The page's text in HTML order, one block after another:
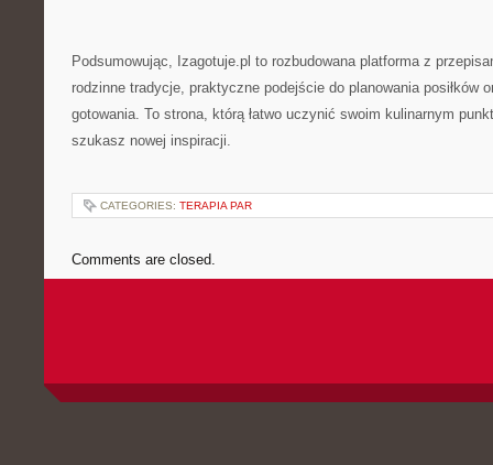
Podsumowując, Izagotuje.pl to rozbudowana platforma z
rodzinne tradycje, praktyczne podejście do planowania posiłków
gotowania. To strona, którą łatwo uczynić swoim kulinarnym
szukasz nowej inspiracji.
CATEGORIES: TERAPIA PAR
Comments are closed.